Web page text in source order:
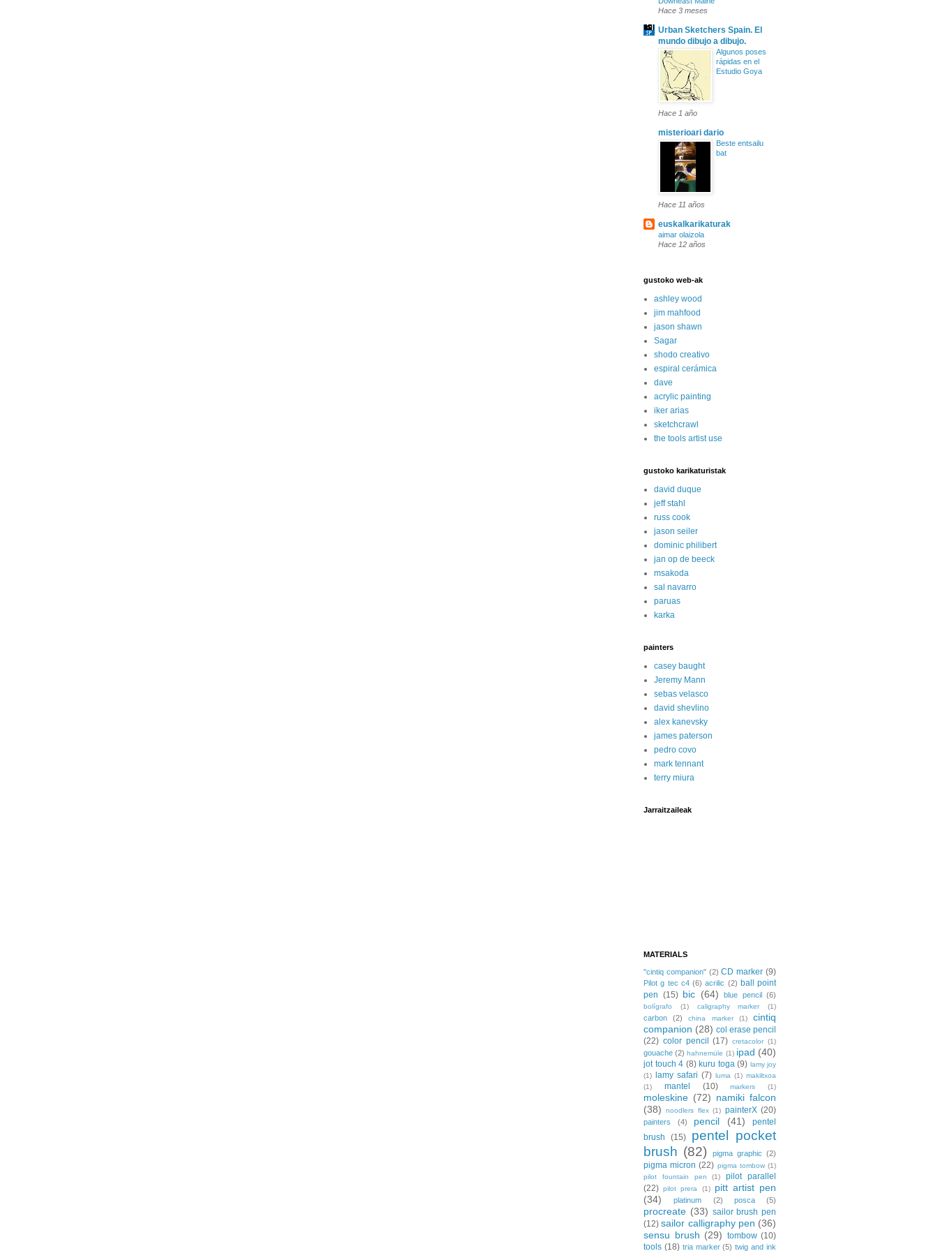
Hace 3 meses
Urban Sketchers Spain. El
mundo dibujo a dibujo.
Algunos poses
rápidas en el
Estudio Goya
Hace 1 año
misterioari dario
Beste entsailu
bat
Hace 11 años
euskalkarikaturak
aimar olaizola
Hace 12 años
gustoko web-ak
ashley wood
jim mahfood
jason shawn
Sagar
shodo creativo
espiral cerámica
dave
acrylic painting
iker arias
sketchcrawl
the tools artist use
gustoko karikaturistak
david duque
jeff stahl
russ cook
jason seiler
dominic philibert
jan op de beeck
msakoda
sal navarro
paruas
karka
painters
casey baught
Jeremy Mann
sebas velasco
david shevlino
alex kanevsky
james paterson
pedro covo
mark tennant
terry miura
Jarraitzaileak
MATERIALS
"cintiq companion" (2) CD marker (9)
Pilot g tec c4 (6) acrilic (2) ball point
pen (15) bic (64) blue pencil (6)
bolígrafo (1) caligraphy marker (1)
carbon (2) china marker (1)
cintiq
companion (28) col erase pencil
(22) color pencil (17) cretacolor (1)
gouache (2) hahnemüle (1) ipad (40)
jot touch 4 (8) kuru toga (9) lamy joy
(1) lamy safari (7) luma (1) makiltxoa
(1)
mantel (10) markers (1)
moleskine (72) namiki falcon
(38)
noodlers flex (1) painterX (20)
painters (4) pencil (41)
pentel
brush
(15)
pentel pocket
brush (82) pigma graphic (2)
pigma micron (22) pigma tombow (1)
pilot fountain pen
(1)
pilot parallel
(22) pilot prera (1)
pitt artist pen
(34)
platinum (2) posca (5)
procreate (33) sailor brush pen
(12) sailor calligraphy pen (36)
sensu brush (29) tombow (10)
tools (18) tria marker (5) twig and ink